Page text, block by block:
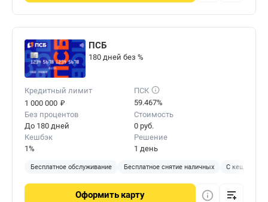
ПСБ
180 дней без %
Кредитный лимит
1 000 000 ₽
ПСК
59.467%
Без процентов
До 180 дней
Стоимость
0 руб.
Кешбэк
1%
Решение
1 день
Бесплатное обслуживание Бесплатное снятие наличных С кешбэком
Оформить карту